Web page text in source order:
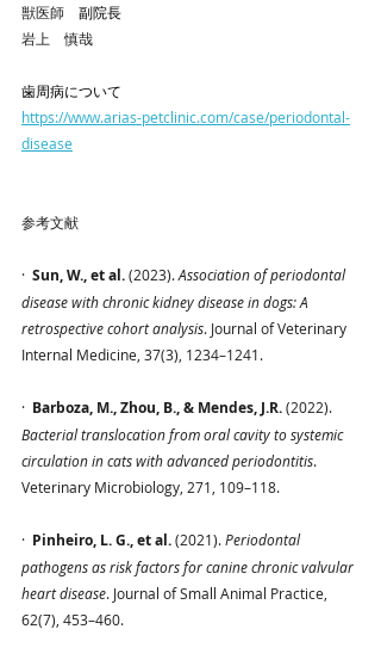
獣医師 副院長
岩上　慎哉
歯周病について
https://www.arias-petclinic.com/case/periodontal-
disease
参考文献
· Sun, W., et al. (2023). Association of periodontal
disease with chronic kidney disease in dogs: A
retrospective cohort analysis. Journal of Veterinary
Internal Medicine, 37(3), 1234–1241.
· Barboza, M., Zhou, B., & Mendes, J.R. (2022).
Bacterial translocation from oral cavity to systemic
circulation in cats with advanced periodontitis.
Veterinary Microbiology, 271, 109–118.
· Pinheiro, L. G., et al. (2021). Periodontal
pathogens as risk factors for canine chronic valvular
heart disease. Journal of Small Animal Practice,
62(7), 453–460.